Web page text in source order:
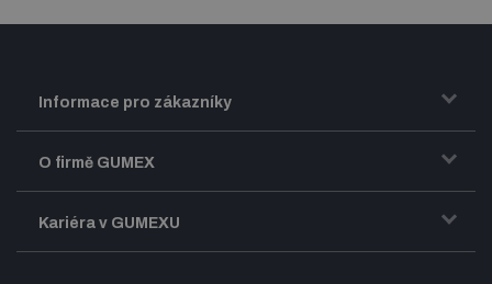
Informace pro zákazníky
Doprava a zasílání zboží
Obchodní podmínky
O firmě GUMEX
Představení firmy GUMEX
Kariéra v GUMEXU